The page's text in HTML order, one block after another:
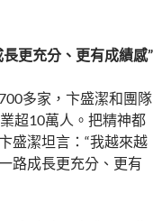
更充分、更有成績感”
多家，卞盛潔和團隊
超10萬人。把精神都
盛潔坦言：“我越來越
路成長更充分、更有